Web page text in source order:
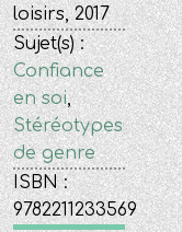
loisirs, 2017
Sujet(s) :
Confiance
en soi,
Stéréotypes
de genre
ISBN :
9782211233569